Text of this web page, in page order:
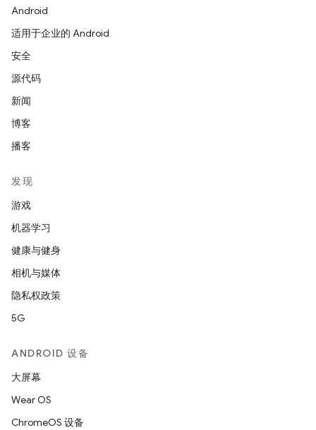
Android
适用于企业的 Android
安全
源代码
新闻
博客
播客
发现
游戏
机器学习
健康与健身
相机与媒体
隐私权政策
5G
ANDROID 设备
大屏幕
Wear OS
ChromeOS 设备